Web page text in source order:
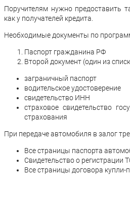
Поручителям нужно предоставить
как у получателей кредита.
Необходимые документы по
Паспорт гражданина РФ
Второй документ (один из
заграничный паспорт
водительское удостоверение
свидетельство ИНН
страховое свидетельство
страхования
При передаче автомобиля в залог
Все страницы паспорта
Свидетельство о регистрации
Все страницы договора купли-